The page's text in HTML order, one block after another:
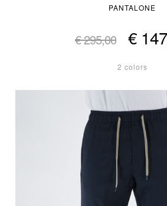
PANTALONE
€ 295,00 €
2 colors